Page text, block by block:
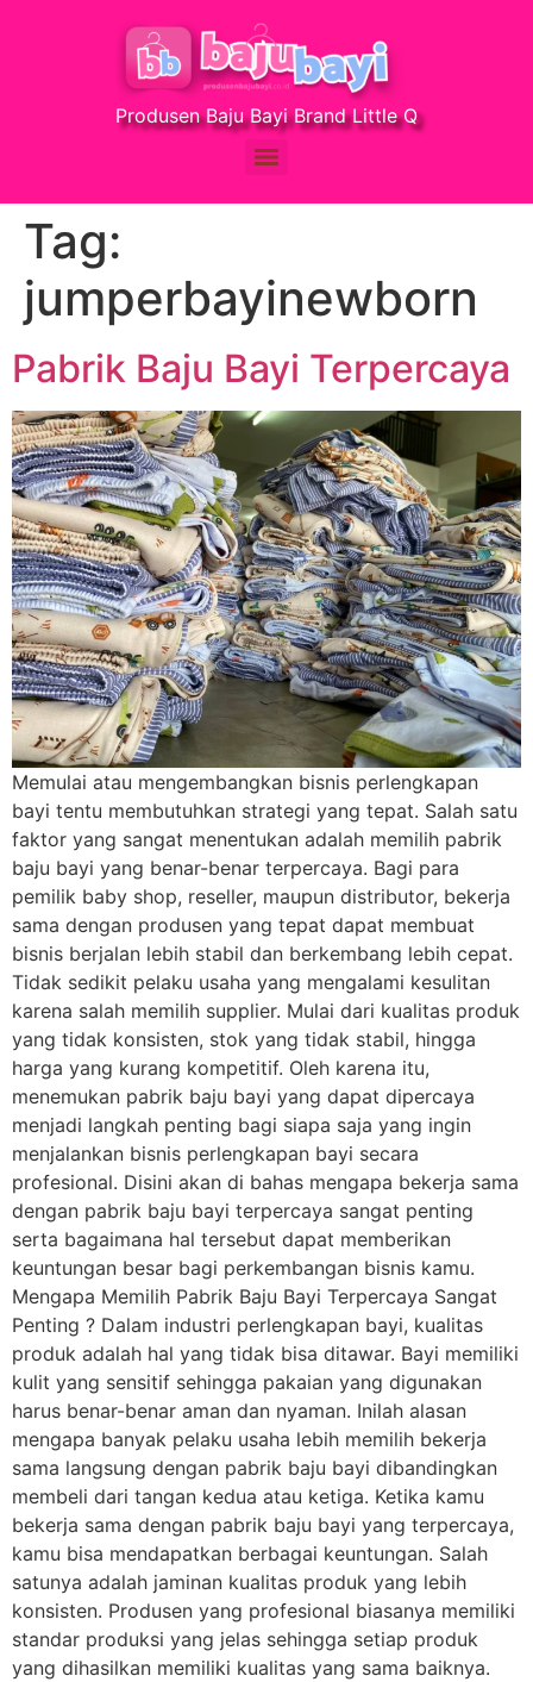
Produsen Baju Bayi Brand Little Q
Tag:
jumperbayinewborn
Pabrik Baju Bayi Terpercaya
Memulai atau mengembangkan bisnis perlengkapan
bayi tentu membutuhkan strategi yang tepat. Salah satu
faktor yang sangat menentukan adalah memilih pabrik
baju bayi yang benar-benar terpercaya. Bagi para
pemilik baby shop, reseller, maupun distributor, bekerja
sama dengan produsen yang tepat dapat membuat
bisnis berjalan lebih stabil dan berkembang lebih cepat.
Tidak sedikit pelaku usaha yang mengalami kesulitan
karena salah memilih supplier. Mulai dari kualitas produk
yang tidak konsisten, stok yang tidak stabil, hingga
harga yang kurang kompetitif. Oleh karena itu,
menemukan pabrik baju bayi yang dapat dipercaya
menjadi langkah penting bagi siapa saja yang ingin
menjalankan bisnis perlengkapan bayi secara
profesional. Disini akan di bahas mengapa bekerja sama
dengan pabrik baju bayi terpercaya sangat penting
serta bagaimana hal tersebut dapat memberikan
keuntungan besar bagi perkembangan bisnis kamu.
Mengapa Memilih Pabrik Baju Bayi Terpercaya Sangat
Penting ? Dalam industri perlengkapan bayi, kualitas
produk adalah hal yang tidak bisa ditawar. Bayi memiliki
kulit yang sensitif sehingga pakaian yang digunakan
harus benar-benar aman dan nyaman. Inilah alasan
mengapa banyak pelaku usaha lebih memilih bekerja
sama langsung dengan pabrik baju bayi dibandingkan
membeli dari tangan kedua atau ketiga. Ketika kamu
bekerja sama dengan pabrik baju bayi yang terpercaya,
kamu bisa mendapatkan berbagai keuntungan. Salah
satunya adalah jaminan kualitas produk yang lebih
konsisten. Produsen yang profesional biasanya memiliki
standar produksi yang jelas sehingga setiap produk
yang dihasilkan memiliki kualitas yang sama baiknya.